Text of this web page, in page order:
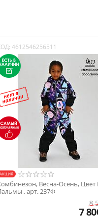
Подкладка: Флис (100% ПЭ) +
4612546256511
AКЦИЯ
Весна-Осень,
, арт. 237Ф
8
7